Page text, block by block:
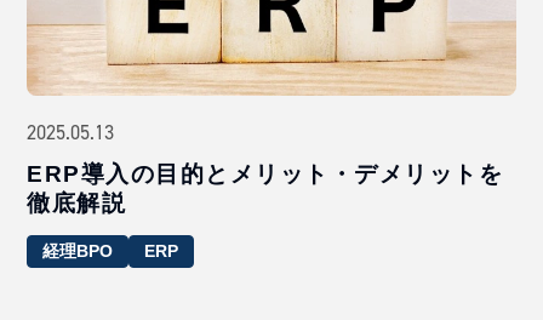
2025.05.13
ERP導入の目的とメリット・デメリットを
徹底解説
経理BPO ERP